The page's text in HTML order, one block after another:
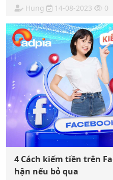
Hung 14-08-2023 0
4 Cách kiếm tiền trên
hận nếu bỏ qua